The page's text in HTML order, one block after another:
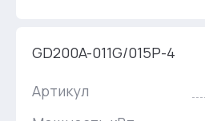
GD200A-011G/015P-4
Артикул